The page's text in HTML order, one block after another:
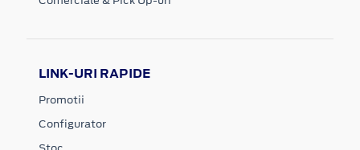
LINK-URI RAPIDE
Promotii
Configurator